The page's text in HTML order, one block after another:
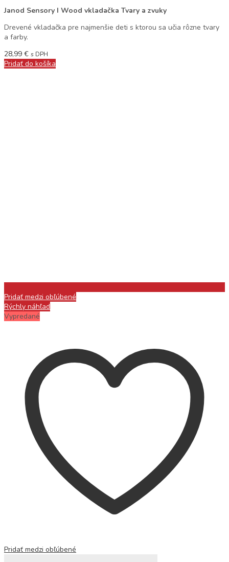
Janod Sensory I Wood vkladačka Tvary a zvuky
Drevené vkladačka pre najmenšie deti s ktorou sa učia rôzne tvary
a farby.
28,99 € s DPH
Pridať do košíka
Pridať medzi obľúbené
Rýchly náhľad
Vypredané
Pridať medzi obľúbené